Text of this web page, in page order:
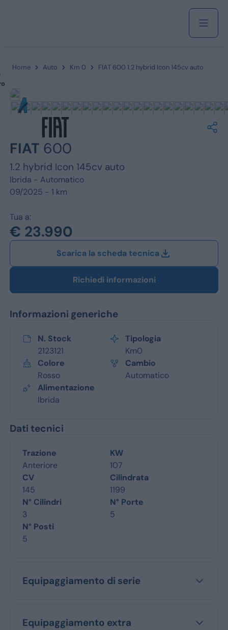
Acquista
Azienda
Alfa Romeo
Dacia
Opel
Vedi tutti i marchi
Home Auto Km 0 FIAT 600 1.2 hybrid Icon 145cv auto
FIAT 600
1.2 hybrid Icon 145cv auto
Ibrida - Automatico
09/2025 - 1 km
Tua a:
€ 23.990
Scarica la scheda tecnica
Richiedi informazioni
Informazioni generiche
N. Stock
2123121
Tipologia
Km0
Colore
Rosso
Cambio
Automatico
Alimentazione
Ibrida
Dati tecnici
Trazione
Anteriore
KW
107
CV
145
Cilindrata
1199
N° Cilindri
3
N° Porte
5
N° Posti
5
Equipaggiamento di serie
Equipaggiamento extra